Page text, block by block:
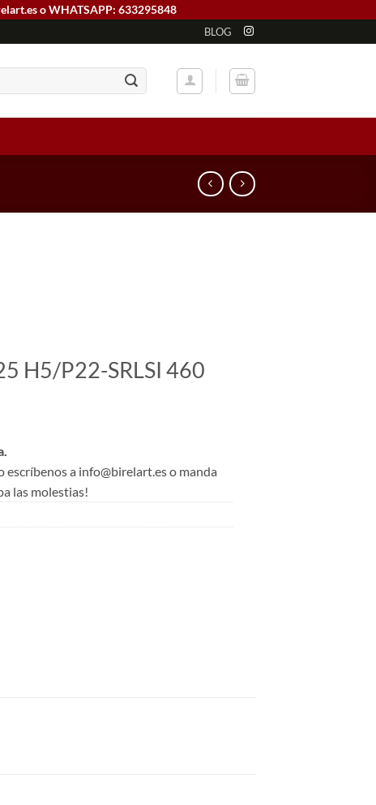
o WHATSAPP: 633295848
BLOG
H5/P22-SRLSI 460
a info@birelart.es o manda
las molestias!